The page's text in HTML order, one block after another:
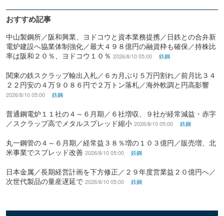
おすすめ記事
中山製鋼所／阪和興業、ヨドコウと資本業務提携／日鉄との合弁新
電炉建設へ協業体制強化／最大４９８億円の融資枠も確保／持株比
率は阪和２０％、ヨドコウ１０％ 2026/8/10 05:00 鉄鋼
関東の鉄スクラップ輸出入札／６カ月ぶり５万円割れ／前月比３４
２２円安の４万９０８６円で２万トン落札／海外軟調と円高影響
2026/8/10 05:00 鉄鋼
普通鋼電炉１１社の４～６月期／６社増収、９社が経常減益・赤字
／スクラップ高でメタルスプレッド縮小 2026/8/10 05:00 鉄鋼
丸一鋼管の４～６月期／経常益３８％増の１０３億円／販売増、北
米事業でスプレッド改善 2026/8/10 05:00 鉄鋼
日本金属／長期経営計画を下方修正／２９年度営業益２０億円へ／
次世代製品の量産遅延で 2026/8/10 05:00 鉄鋼